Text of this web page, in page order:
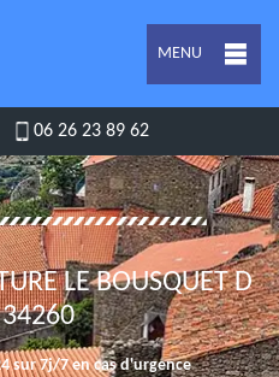
MENU
06 26 23 89 62
LE BOUSQUET D
sur 7j/7 en cas d'urgence